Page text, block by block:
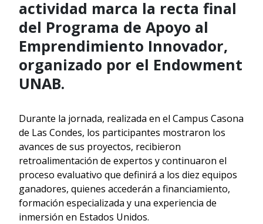
actividad marca la recta final
del Programa de Apoyo al
Emprendimiento Innovador,
organizado por el Endowment
UNAB.
Durante la jornada, realizada en el Campus Casona
de Las Condes, los participantes mostraron los
avances de sus proyectos, recibieron
retroalimentación de expertos y continuaron el
proceso evaluativo que definirá a los diez equipos
ganadores, quienes accederán a financiamiento,
formación especializada y una experiencia de
inmersión en Estados Unidos.